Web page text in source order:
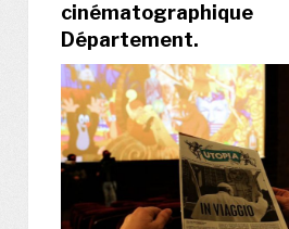
Département.